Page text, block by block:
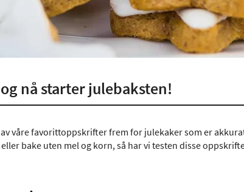
nå starter julebaksten!
våre favorittoppskrifter frem for julekaker som er
bake uten mel og korn, så har vi testen disse